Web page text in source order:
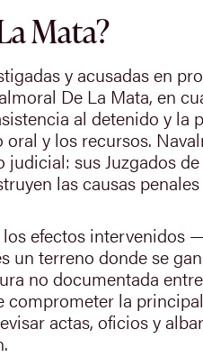
Mata?
y acusadas en
De La Mata, en
al detenido y la
y los recursos.
judicial: sus Juzgados
las causas
efectos intervenidos
un terreno donde se
no documentada
comprometer la
actas, oficios y